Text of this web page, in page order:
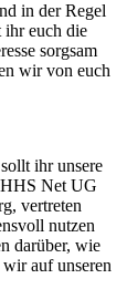
in der Regel
ihr euch die
sorgsam
wir von euch
ihr unsere
HHS Net UG
vertreten
nutzen
darüber, wie
auf unseren